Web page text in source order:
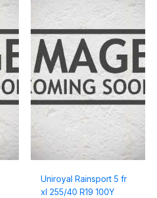
Uniroyal Rainsport 5 fr
xl 255/40 R19 100Y